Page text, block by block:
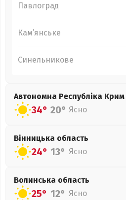
Павлоград
Кам’янське
Синельникове
Автономна Республіка Крим
34° 20° Ясно
Вінницька область
24° 13° Ясно
Волинська область
25° 12° Ясно